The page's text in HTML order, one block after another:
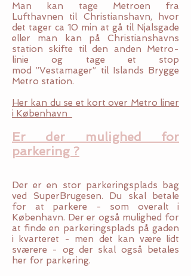
Man kan tage Metroen fra
Lufthavnen til Christianshavn, hvor
det tager ca 10 min at gå til Njalsgade
eller man kan på Christianshavns
station skifte til den anden Metro-
linie og tage et stop
mod ”Vestamager” til Islands Brygge
Metro station.
Her kan du se et kort over Metro liner
i København
Er der mulighed for
parkering ?
Der er en stor parkeringsplads bag
ved SuperBrugesen. Du skal betale
for at parkere - som overalt i
København. Der er også mulighed for
at finde en parkeringsplads på gaden
i kvarteret - men det kan være lidt
sværere - og der skal også betales
her for parkering.